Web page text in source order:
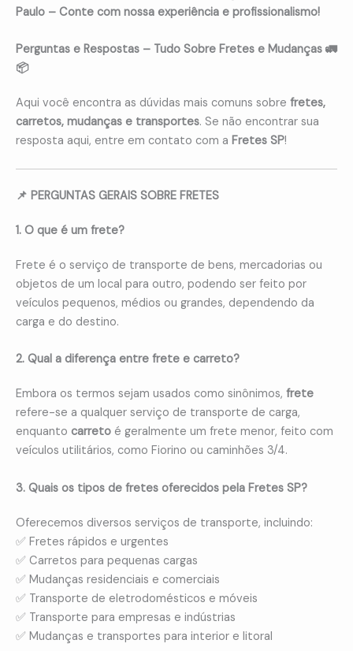
Paulo – Conte com nossa experiência e profissionalismo!
Perguntas e Respostas – Tudo Sobre Fretes e Mudanças 🚛
📦
Aqui você encontra as dúvidas mais comuns sobre fretes,
carretos, mudanças e transportes. Se não encontrar sua
resposta aqui, entre em contato com a Fretes SP!
📌 PERGUNTAS GERAIS SOBRE FRETES
1. O que é um frete?
Frete é o serviço de transporte de bens, mercadorias ou
objetos de um local para outro, podendo ser feito por
veículos pequenos, médios ou grandes, dependendo da
carga e do destino.
2. Qual a diferença entre frete e carreto?
Embora os termos sejam usados como sinônimos, frete
refere-se a qualquer serviço de transporte de carga,
enquanto carreto é geralmente um frete menor, feito com
veículos utilitários, como Fiorino ou caminhões 3/4.
3. Quais os tipos de fretes oferecidos pela Fretes SP?
Oferecemos diversos serviços de transporte, incluindo:
✅ Fretes rápidos e urgentes
✅ Carretos para pequenas cargas
✅ Mudanças residenciais e comerciais
✅ Transporte de eletrodomésticos e móveis
✅ Transporte para empresas e indústrias
✅ Mudanças e transportes para interior e litoral